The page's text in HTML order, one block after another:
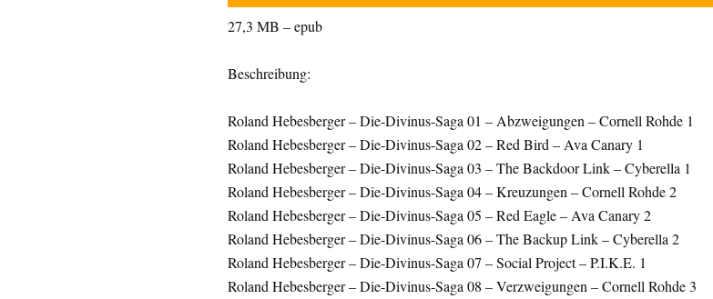
27,3 MB – epub
Beschreibung:
Roland Hebesberger – Die-Divinus-Saga 01 – Abzweigungen – Cornell Rohde 1
Roland Hebesberger – Die-Divinus-Saga 02 – Red Bird – Ava Canary 1
Roland Hebesberger – Die-Divinus-Saga 03 – The Backdoor Link – Cyberella 1
Roland Hebesberger – Die-Divinus-Saga 04 – Kreuzungen – Cornell Rohde 2
Roland Hebesberger – Die-Divinus-Saga 05 – Red Eagle – Ava Canary 2
Roland Hebesberger – Die-Divinus-Saga 06 – The Backup Link – Cyberella 2
Roland Hebesberger – Die-Divinus-Saga 07 – Social Project – P.I.K.E. 1
Roland Hebesberger – Die-Divinus-Saga 08 – Verzweigungen – Cornell Rohde 3